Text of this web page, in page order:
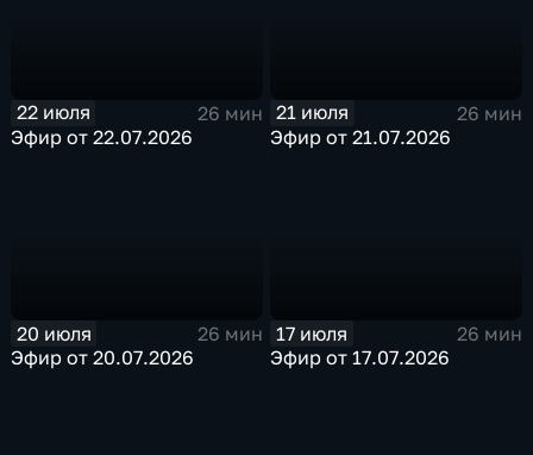
22 июля
26 мин
Эфир от 22.07.2026
21 июля
26 мин
Эфир от 21.07.2026
20 июля
26 мин
Эфир от 20.07.2026
17 июля
26 мин
Эфир от 17.07.2026